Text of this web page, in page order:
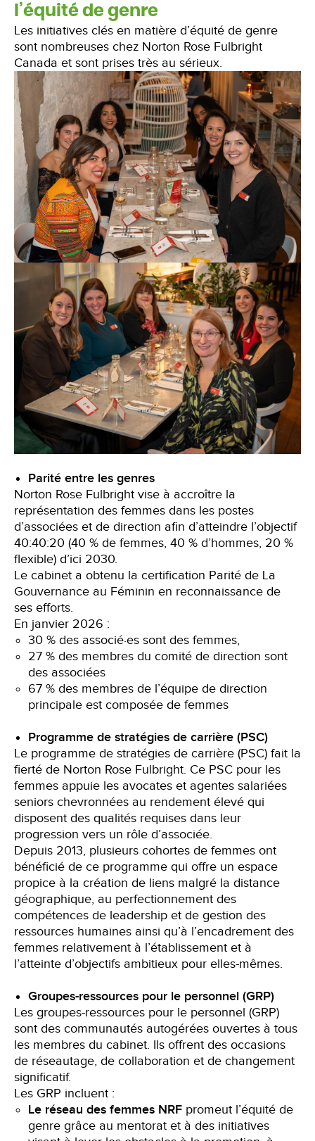
l’équité de genre
Les initiatives clés en matière d’équité de genre
sont nombreuses chez Norton Rose Fulbright
Canada et sont prises très au sérieux.
Parité entre les genres
Norton Rose Fulbright vise à accroître la
représentation des femmes dans les postes
d’associées et de direction afin d’atteindre l’objectif
40:40:20 (40 % de femmes, 40 % d’hommes, 20 %
flexible) d’ici 2030.
Le cabinet a obtenu la certification Parité de La
Gouvernance au Féminin en reconnaissance de
ses efforts.
En janvier 2026 :
30 % des associé·es sont des femmes,
27 % des membres du comité de direction sont
des associées
67 % des membres de l’équipe de direction
principale est composée de femmes
Programme de stratégies de carrière (PSC)
Le programme de stratégies de carrière (PSC) fait la
fierté de Norton Rose Fulbright. Ce PSC pour les
femmes appuie les avocates et agentes salariées
seniors chevronnées au rendement élevé qui
disposent des qualités requises dans leur
progression vers un rôle d’associée.
Depuis 2013, plusieurs cohortes de femmes ont
bénéficié de ce programme qui offre un espace
propice à la création de liens malgré la distance
géographique, au perfectionnement des
compétences de leadership et de gestion des
ressources humaines ainsi qu’à l’encadrement des
femmes relativement à l’établissement et à
l’atteinte d’objectifs ambitieux pour elles-mêmes.
Groupes-ressources pour le personnel (GRP)
Les groupes-ressources pour le personnel (GRP)
sont des communautés autogérées ouvertes à tous
les membres du cabinet. Ils offrent des occasions
de réseautage, de collaboration et de changement
significatif.
Les GRP incluent :
Le réseau des femmes NRF promeut l’équité de
genre grâce au mentorat et à des initiatives